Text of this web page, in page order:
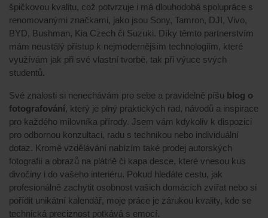
špičkovou kvalitu, což potvrzuje i má dlouhodobá spolupráce s
renomovanými značkami, jako jsou Sony, Tamron, DJI, Vivo,
BYD, Bushman, Kia Czech či Suzuki. Díky těmto partnerstvím
mám neustálý přístup k nejmodernějším technologiím, které
využívám jak při své vlastní tvorbě, tak při výuce svých
studentů.
Své znalosti si nenechávám pro sebe a pravidelně píšu blog o
fotografování, který je plný praktických rad, návodů a inspirace
pro každého milovníka přírody. Jsem vám kdykoliv k dispozici
pro odbornou konzultaci, radu s technikou nebo individuální
dotaz. Kromě vzdělávání nabízím také prodej autorských
fotografií a obrazů na plátně či kapa desce, které vnesou kus
divočiny i do vašeho interiéru. Pokud hledáte cestu, jak
profesionálně zachytit osobnost vašich domácích zvířat nebo si
pořídit unikátní kalendář, moje práce je zárukou kvality, kde se
technická preciznost potkává s emocí.